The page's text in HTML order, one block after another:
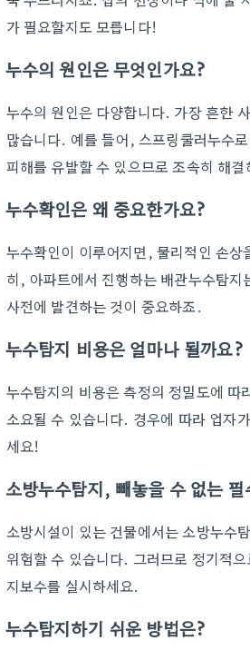
가 필요할지도 모릅니다!
누수의 원인은 무엇인가요?
누수의 원인은 다양합니다. 가장 흔한
많습니다. 예를 들어, 스프링쿨러누수
피해를 유발할 수 있으므로 조속히 해
누수확인은 왜 중요한가요?
누수확인이 이루어지면, 물리적인 손
히, 아파트에서 진행하는 배관누수탐
사전에 발견하는 것이 중요하죠.
누수탐지 비용은 얼마나 될까요?
누수탐지의 비용은 측정의 정밀도에
소요될 수 있습니다. 경우에 따라 업자
세요!
소방누수탐지, 빼놓을 수 없는
소방시설이 있는 건물에서는 소방누수
위험할 수 있습니다. 그러므로 정기적
지보수를 실시하세요.
누수탐지하기 쉬운 방법은?